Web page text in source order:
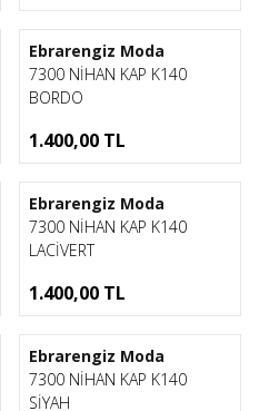
1
Ebrarengiz Moda
7300 NİHAN KAP K140
BORDO
1.400,00 TL
1
Ebrarengiz Moda
7300 NİHAN KAP K140
LACİVERT
1.400,00 TL
1
Ebrarengiz Moda
7300 NİHAN KAP K140
SİYAH